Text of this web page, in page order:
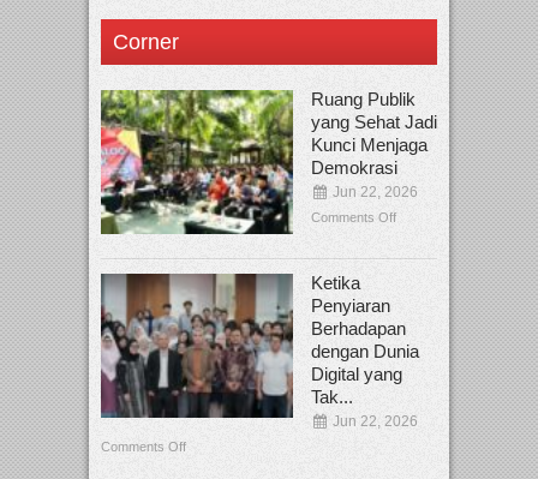
Corner
Ruang Publik
yang Sehat Jadi
Kunci Menjaga
Demokrasi
Jun 22, 2026
Comments Off
Ketika
Penyiaran
Berhadapan
dengan Dunia
Digital yang
Tak...
Jun 22, 2026
Comments Off